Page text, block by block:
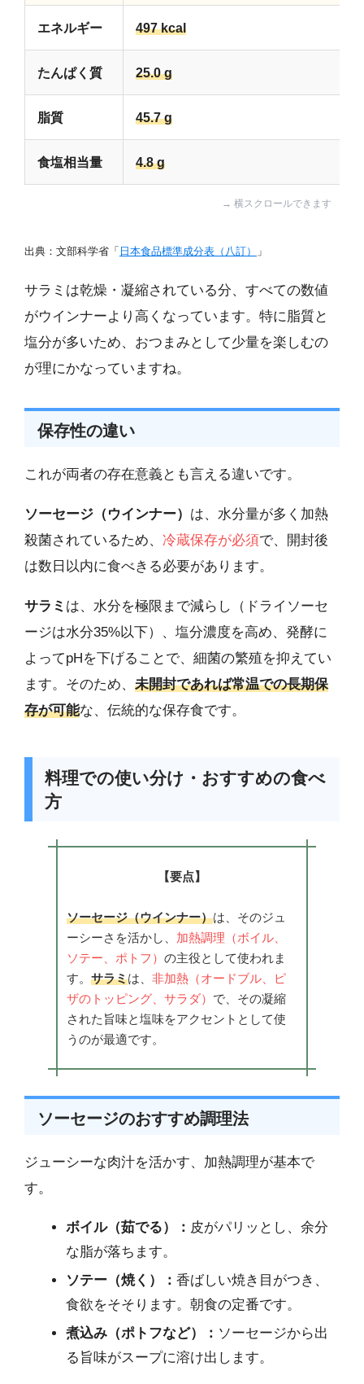
エネルギー 497 kcal
たんぱく質 25.0 g
脂質 45.7 g
食塩相当量 4.8 g
出典：文部科学省「 日本食品標準成分表（八訂） 」
サラミは乾燥・凝縮されている分、すべての数値
がウインナーより高くなっています。特に脂質と
塩分が多いため、おつまみとして少量を楽しむの
が理にかなっていますね。
保存性の違い
これが両者の存在意義とも言える違いです。
ソーセージ（ウインナー） は、水分量が多く加熱
殺菌されているため、 冷蔵保存が必須で、開封後
は数日以内に食べきる必要があります。
サラミ は、水分を極限まで減らし（ドライソーセ
ージは水分35%以下）、塩分濃度を高め、発酵に
よってpHを下げることで、細菌の繁殖を抑えてい
ます。そのため、 未開封であれば常温での長期保
存が可能な、伝統的な保存食です。
料理での使い分け・おすすめの食べ
方
【要点】
ソーセージ（ウインナー）は、そのジュ
ーシーさを活かし、 加熱調理（ボイル、
ソテー、ポトフ） の主役として使われま
す。 サラミは、 非加熱（オードブル、ピ
ザのトッピング、サラダ） で、その凝縮
された旨味と塩味をアクセントとして使
うのが最適です。
ソーセージのおすすめ調理法
ジューシーな肉汁を活かす、加熱調理が基本で
す。
ボイル（茹でる）： 皮がパリッとし、余分
な脂が落ちます。
ソテー（焼く）： 香ばしい焼き目がつき、
食欲をそそります。朝食の定番です。
煮込み（ポトフなど）： ソーセージから出
る旨味がスープに溶け出します。